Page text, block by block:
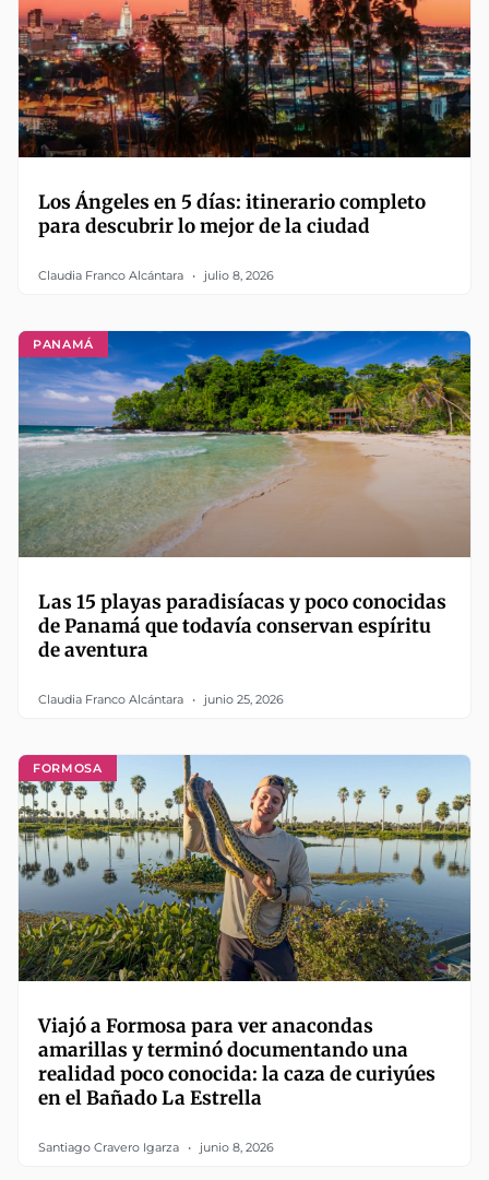
Los Ángeles en 5 días: itinerario completo
para descubrir lo mejor de la ciudad
Claudia Franco Alcántara julio 8, 2026
PANAMÁ
Las 15 playas paradisíacas y poco conocidas
de Panamá que todavía conservan espíritu
de aventura
Claudia Franco Alcántara junio 25, 2026
FORMOSA
Viajó a Formosa para ver anacondas
amarillas y terminó documentando una
realidad poco conocida: la caza de curiyúes
en el Bañado La Estrella
Santiago Cravero Igarza junio 8, 2026